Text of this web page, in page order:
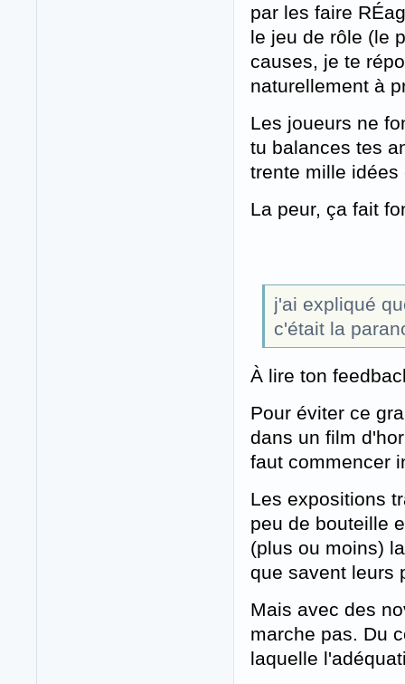
par les faire
le jeu de rôle (le
causes, je te
naturellement à
Les joueurs ne
tu balances tes
trente mille
La peur, ça fait
j'ai expliqué
c'était la
À lire ton
Pour éviter ce
dans un film
faut commencer
Les expositions
peu de bouteille
(plus ou moins)
que savent leurs
Mais avec des
marche pas. Du
laquelle